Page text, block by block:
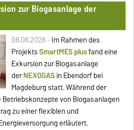
zur Biogasanlage der
06.08.2026 -Im Rahmen des
ProjektsSmartMES plusfand eine
Exkursion zur Biogasanlage
derNEXOGASin Ebendorf bei
Magdeburg statt. Während der
von Biogasanlagen
zu einer flexiblen und
erläutert.